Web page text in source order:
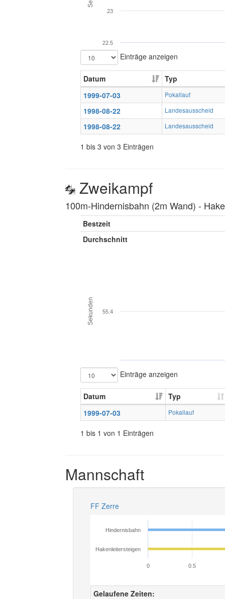
22.5
23
Einträge anzeigen
Datum
Typ
1999-07-03
Pokallauf
1998-08-22 Landesausscheid
1998-08-22 Landesausscheid
1 bis 3 von 3 Einträgen
Zweikampf
100m-Hindernisbahn (2m Wand) ‐
Bestzeit
Durchschnitt
Sekunden 55.4
Einträge anzeigen
Datum
Typ
1999-07-03
Pokallauf
1 bis 1 von 1 Einträgen
Mannschaft
FF Zerre
Hindernisbahn
Hakenleitersteigen
0 0.5
Gelaufene Zeiten: